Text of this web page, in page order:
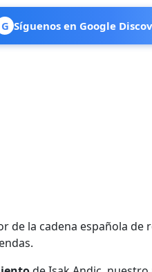
G Síguenos en Google
de la cadena española de